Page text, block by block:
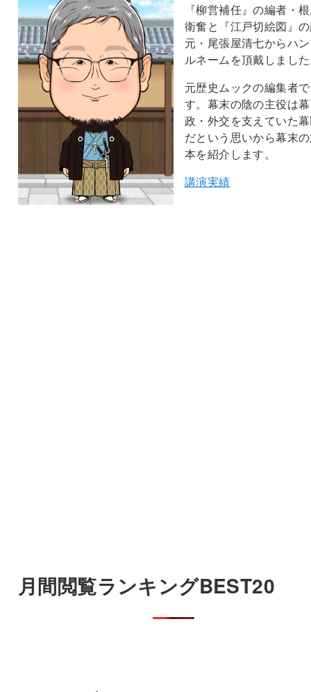
『柳営補任』の編者・
衛奮と『江戸切絵図』
元・尾張屋清七からハ
ルネームを頂戴しまし
元歴史ムックの編集者で
す。幕末の陰の主役は幕
政・外交を支えていた
だという思いから幕末
本を紹介します。
講演実績
月間閲覧ランキングBEST20